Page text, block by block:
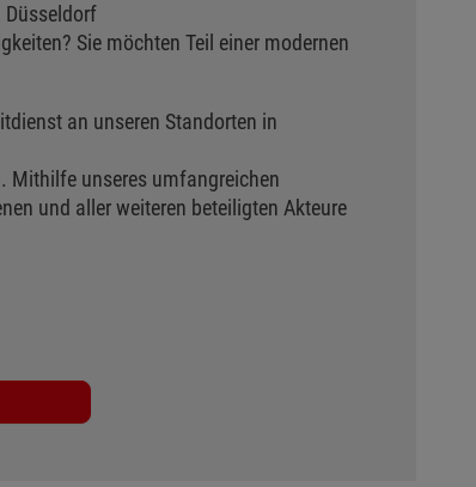
Düsseldorf
Sie möchten Teil einer modernen
an unseren Standorten in
Mithilfe unseres umfangreichen
und aller weiteren beteiligten Akteure